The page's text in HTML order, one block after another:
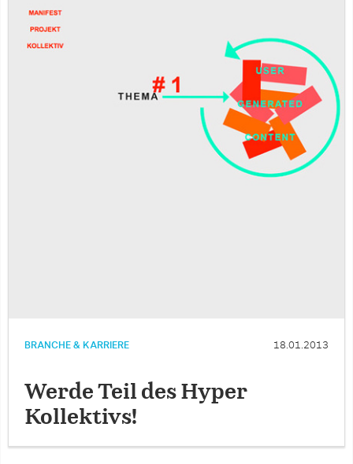
BRANCHE & KARRIERE 18.01.2013
Werde Teil des Hyper
Kollektivs!